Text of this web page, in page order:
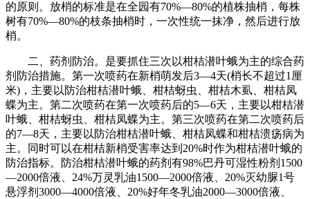
的原则。放梢的标准是在全园有70%—80%的植株抽梢，每株
树有70%—80%的枝条抽梢时，一次性统一抹净，然后进行放
梢。
二、药剂防治。是要抓住三次以柑桔潜叶蛾为主的综合药
剂防治措施。第一次喷药在新梢萌发后3—4天(梢长不超过1厘
米)，主要以防治柑桔潜叶蛾、柑桔蚜虫、柑桔木虱、柑桔凤
蝶为主。第二次喷药在第一次喷药后的5—6天，主要以柑桔潜
叶蛾、柑桔蚜虫、柑桔凤蝶为主。第三次喷药在第二次喷药后
的7—8天，主要以防治柑桔潜叶蛾、柑桔凤蝶和柑桔溃疡病为
主。同时可以在柑桔新梢受害率达到20%时作为柑桔潜叶蛾的
防治指标。防治柑桔潜叶蛾的药剂有98%巴丹可湿性粉剂1500
—2000倍液、24%万灵乳油1500—2000倍液、20%灭幼脲1号
悬浮剂3000—4000倍液、20%好年冬乳油2000—3000倍液、